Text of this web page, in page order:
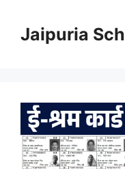
contentJaipuria